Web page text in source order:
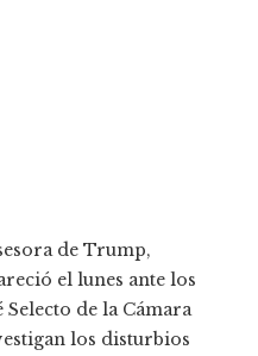
de Trump,
el lunes ante los
de la Cámara
los disturbios